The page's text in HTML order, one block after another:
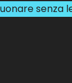
senza